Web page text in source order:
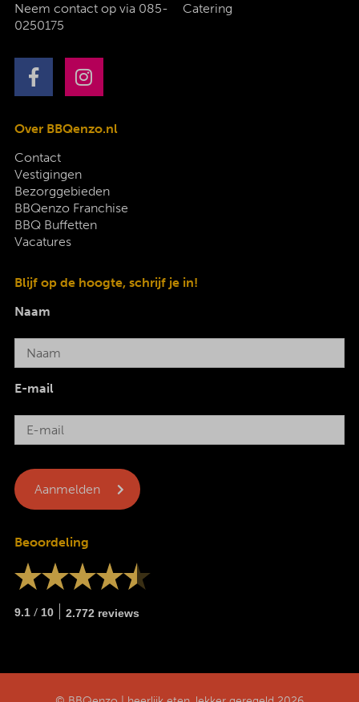
Neem contact op via 085-
0250175
Catering
Over BBQenzo.nl
Contact
Vestigingen
Bezorggebieden
BBQenzo Franchise
BBQ Buffetten
Vacatures
Blijf op de hoogte, schrijf je in!
Naam
E-mail
Beoordeling
9.1 / 10 2.772 reviews